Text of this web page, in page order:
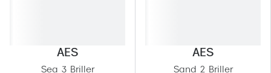
AES
Sea 3 Briller
AES
Sand 2 Briller